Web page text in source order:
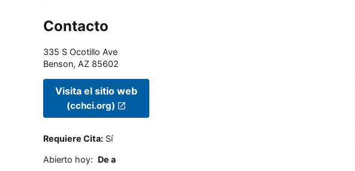
Contacto
335 S Ocotillo Ave
Benson, AZ 85602
Visita el sitio web
(cchci.org)
Requiere Cita: Sí
Abierto hoy: De a